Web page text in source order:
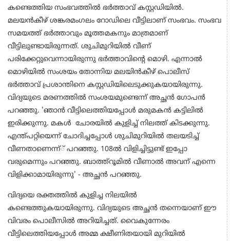
കണ്ടെത്തിയ സംഭവത്തില്‍ ഭര്‍ത്താവ് കസ്റ്റഡിയില്‍.
മലയന്‍കീഴ് ശങ്കരമംഗലം റോഡിലെ വീട്ടിലാണ് സംഭവം. സംഭവ
സമയത്ത് ഭര്‍ത്താവും മൂത്തമകനും മാത്രമാണ്
വീട്ടിലുണ്ടായിരുന്നത്. ശുചിമുറിയില്‍ വീണ്
പരിക്കേറ്റുവെന്നായിരുന്നു ഭര്‍ത്താവിന്റെ മൊഴി. എന്നാല്‍
മൊഴിയില്‍ സംശയം തോന്നിയ മലയിന്‍കീഴ് പൊലീസ്
ഭര്‍ത്താവ് പ്രശാന്തിനെ കസ്റ്റഡിയിലെടുക്കുകയായിരുന്നു.
വിദ്യയുടെ മരണത്തില്‍ സംശയമുണ്ടെന്ന് അച്ഛന്‍ ഗോപന്‍
പറഞ്ഞു. 'ഞാന്‍ വീട്ടിലെത്തിയപ്പോള്‍ മരുമകന്‍ കട്ടിലില്‍
ഇരിക്കുന്നു. മകള്‍ ചോരയില്‍ കുളിച്ച് നിലത്ത് കിടക്കുന്നു.
എന്ത്പറ്റിയെന്ന് ചോദിച്ചപ്പോള്‍ ശുചിമുറിയില്‍ തലയടിച്ച്
വീണതാണെന്ന്് പറഞ്ഞു. 108ല്‍ വിളിച്ചിട്ടുണ്ട് ഇപ്പോ
വരുമെന്നും പറഞ്ഞു. ബാത്ത്‌റൂമില്‍ വീണാല്‍ അവന് എന്നെ
വിളിക്കാമായിരുന്നു' - അച്ഛന്‍ പറഞ്ഞു.
വിദ്യയെ രക്തത്തില്‍ കുളിച്ച നിലയില്‍
കണ്ടെത്തുകയായിരുന്നു. വിദ്യയുടെ അച്ഛന്‍ തന്നെയാണ് ഈ
വിവരം പൊലീസില്‍ അറിയിച്ചത്. വൈകുന്നേരം
വീട്ടിലെത്തിയപ്പോള്‍ അമ്മ ക്ഷീണിതയായി മുറിയില്‍